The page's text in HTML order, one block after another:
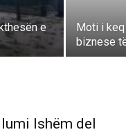
e
Moti i
biznese
Ishëm del